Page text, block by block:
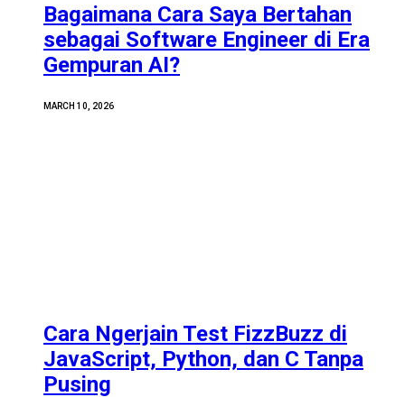
Bagaimana Cara Saya Bertahan
sebagai Software Engineer di Era
Gempuran AI?
MARCH 10, 2026
Cara Ngerjain Test FizzBuzz di
JavaScript, Python, dan C Tanpa
Pusing